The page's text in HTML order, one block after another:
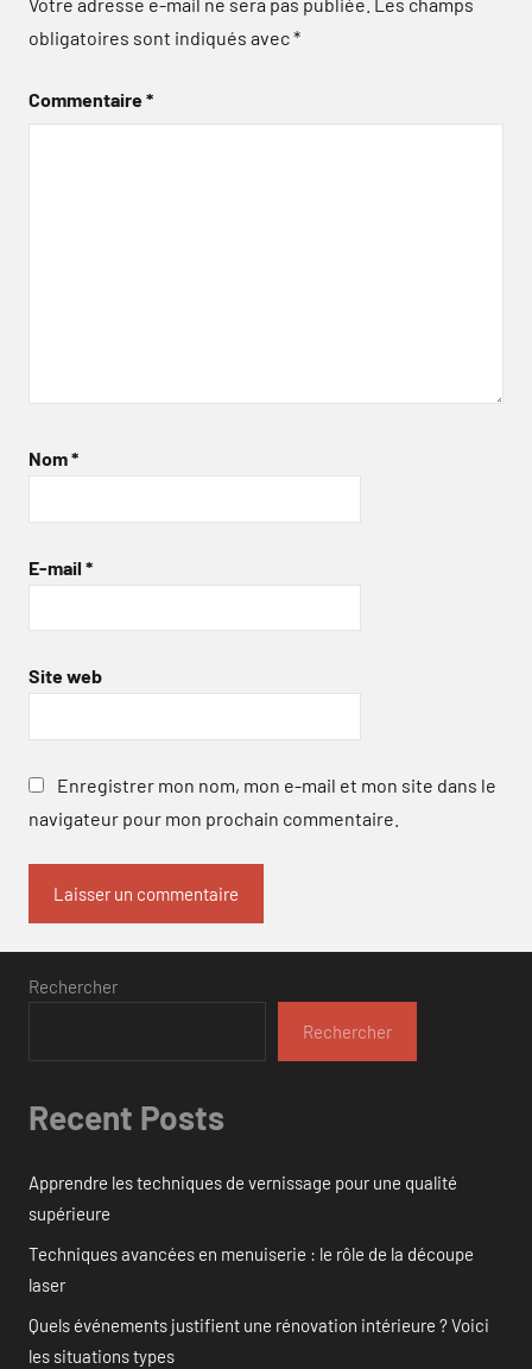
obligatoires sont indiqués avec*
Commentaire*
Nom*
E-mail *
Site web
Enregistrer mon nom, mon e-mail et mon site dans le
navigateur pour mon prochain commentaire.
Rechercher
Rechercher
Recent Posts
Apprendre les techniques de vernissage pour une qualité
supérieure
Techniques avancées en menuiserie : le rôle de la découpe
laser
Quels événements justifient une rénovation intérieure ? Voici
les situations types